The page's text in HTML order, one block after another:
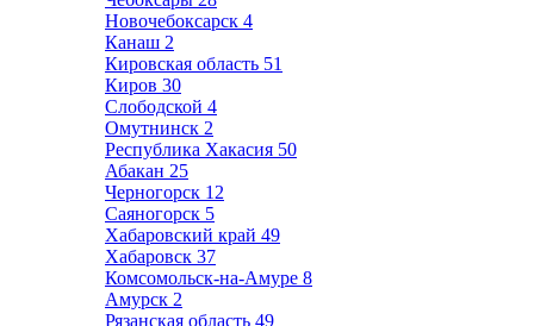
Новочебоксарск 4
Канаш 2
Кировская область 51
Киров 30
Слободской 4
Омутнинск 2
Республика Хакасия 50
Абакан 25
Черногорск 12
Саяногорск 5
Хабаровский край 49
Хабаровск 37
Комсомольск-на-Амуре 8
Амурск 2
Рязанская область 49